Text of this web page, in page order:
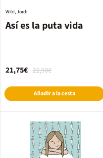
Así es la puta vida
Wild, Jordi
22,90€
21,75€
Añadir a la cesta